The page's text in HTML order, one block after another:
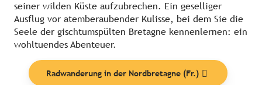
seiner wilden Küste aufzubrechen. Ein geselliger
Ausflug vor atemberaubender Kulisse, bei dem Sie die
Seele der gischtumspülten Bretagne kennenlernen: ein
wohltuendes Abenteuer.
Radwanderung in der Nordbretagne (Fr.)